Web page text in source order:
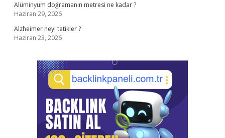
Alüminyum doğramanın metresi ne kadar ?
Haziran 29, 2026
Alzheimer neyi tetikler ?
Haziran 23, 2026